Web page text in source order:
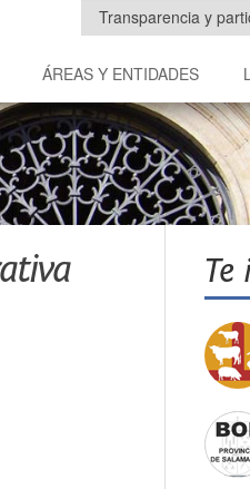
Transparencia y
ÁREAS Y ENTIDADES
Te